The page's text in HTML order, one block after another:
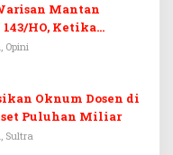
Mantan
HO, Ketika
Pemerasan
Opini
Oknum Dosen di
Puluhan Miliar
Sultra